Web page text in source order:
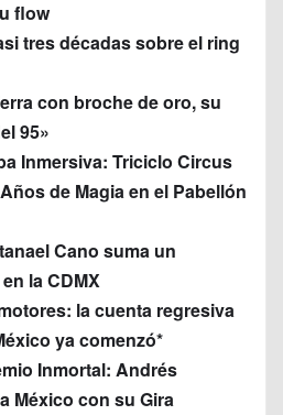
flow
tres décadas sobre el ring
con broche de oro, su
95»
Inmersiva: Triciclo Circus
de Magia en el Pabellón
Cano suma un
la CDMX
la cuenta regresiva
ya comenzó*
Inmortal: Andrés
México con su Gira